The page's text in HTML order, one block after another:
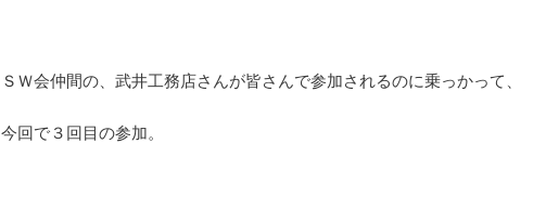
ＳＷ会仲間の、武井工務店さんが皆さんで参加されるのに乗っかって、
今回で３回目の参加。